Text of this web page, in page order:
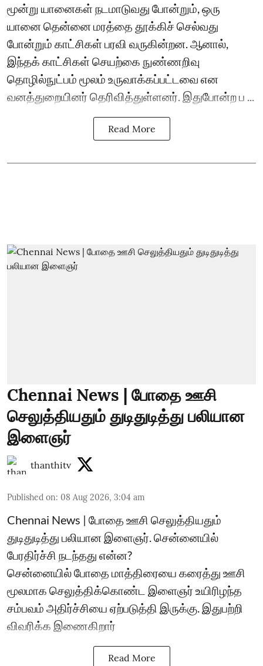
மூன்று யானைகள் நடமாடுவது போன்றும், ஒரு
யானை தென்னை மரத்தை தூக்கிச் செல்வது
போன்றும் காட்சிகள் பரவி வருகின்றன. ஆனால்,
இந்தக் காட்சிகள் செயற்கை நுண்ணறிவு
தொழில்நுட்பம் மூலம் உருவாக்கப்பட்டவை என
வனத்துறையினர் தெரிவித்துள்ளனர். இதுபோன்ற ப ...
Read More
Chennai News | போதை ஊசி
செலுத்தியதும் துடிதுடித்து பலியான
இளைஞர்
thanthitv
Published on: 08 Aug 2026, 3:04 am
Chennai News | போதை ஊசி செலுத்தியதும்
துடிதுடித்து பலியான இளைஞர். சென்னையில்
பேரதிர்ச்சி நடந்தது என்ன?
சென்னையில் போதை மாத்திரையை கரைத்து ஊசி
மூலமாக செலுத்திக்கொண்ட இளைஞர் உயிரிழந்த
சம்பவம் அதிர்ச்சியை ஏற்படுத்தி இருக்கு. இதுபற்றி
விவரிக்க இணைகிறார்
Read More